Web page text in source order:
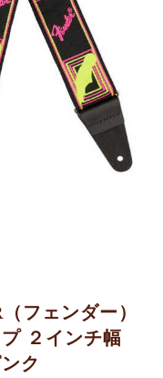
フェンダー）
プ ２インチ幅
ク